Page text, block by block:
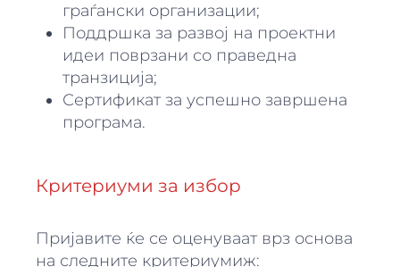
граѓански организации;
Поддршка за развој на проектни
идеи поврзани со праведна
транзиција;
Сертификат за успешно завршена
програма.
Критериуми за избор
Пријавите ќе се оценуваат врз основа
на следните критериумиж: